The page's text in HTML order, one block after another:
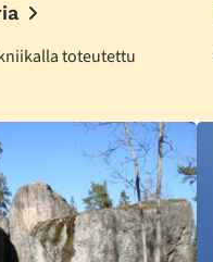
toteutettu